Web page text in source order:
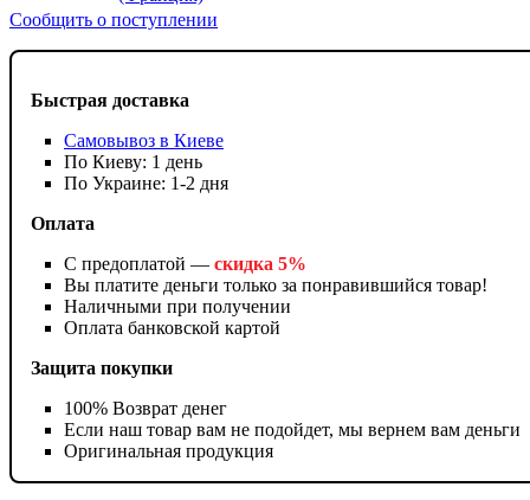
Быстрая доставка
Самовывоз в Киеве
По Киеву: 1 день
По Украине: 1-2 дня
Оплата
С предоплатой — скидка 5%
Вы платите деньги только за понравившийся товар!
Наличными при получении
Оплата банковской картой
Защита покупки
100% Возврат денег
Если наш товар вам не подойдет, мы вернем вам деньги
Оригинальная продукция
Сообщить о поступлении